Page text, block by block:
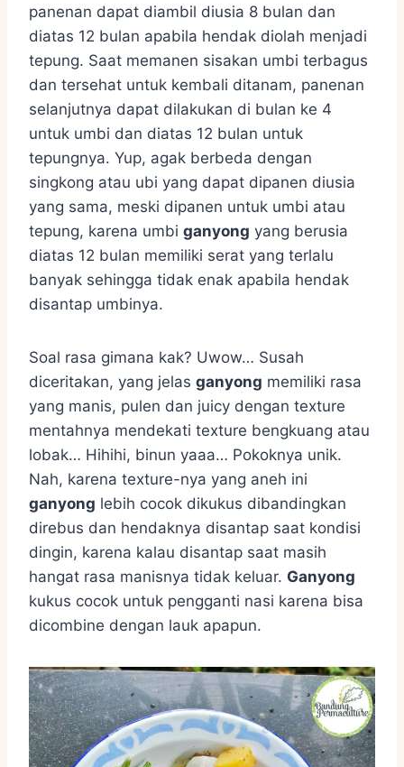
panenan dapat diambil diusia 8 bulan dan
diatas 12 bulan apabila hendak diolah menjadi
tepung. Saat memanen sisakan umbi terbagus
dan tersehat untuk kembali ditanam, panenan
selanjutnya dapat dilakukan di bulan ke 4
untuk umbi dan diatas 12 bulan untuk
tepungnya. Yup, agak berbeda dengan
singkong atau ubi yang dapat dipanen diusia
yang sama, meski dipanen untuk umbi atau
tepung, karena umbi ganyong yang berusia
diatas 12 bulan memiliki serat yang terlalu
banyak sehingga tidak enak apabila hendak
disantap umbinya.
Soal rasa gimana kak? Uwow… Susah
diceritakan, yang jelas ganyong memiliki rasa
yang manis, pulen dan juicy dengan texture
mentahnya mendekati texture bengkuang atau
lobak… Hihihi, binun yaaa… Pokoknya unik.
Nah, karena texture-nya yang aneh ini
ganyong lebih cocok dikukus dibandingkan
direbus dan hendaknya disantap saat kondisi
dingin, karena kalau disantap saat masih
hangat rasa manisnya tidak keluar. Ganyong
kukus cocok untuk pengganti nasi karena bisa
dicombine dengan lauk apapun.